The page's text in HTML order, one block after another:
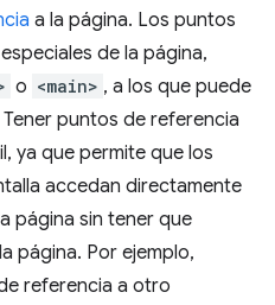
a la página. Los puntos
de la página,
o <main> , a los que puede
puntos de referencia
ya que permite que los
accedan directamente
página sin tener que
página. Por ejemplo,
referencia a otro